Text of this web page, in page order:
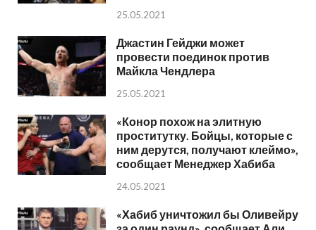
25.05.2021
Джастин Гейджи может
провести поединок против
Майкла Чендлера
25.05.2021
«Конор похож на элитную
проститутку. Бойцы, которые с
ним дерутся, получают клеймо»,
сообщает Менеджер Хабиба
24.05.2021
«Хабиб уничтожил бы Оливейру